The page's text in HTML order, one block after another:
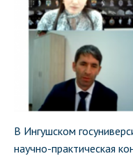
В Ингушском
научно-практическая